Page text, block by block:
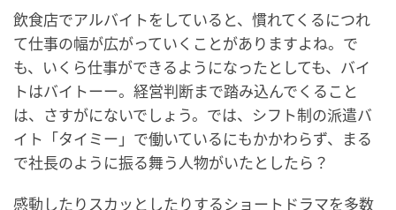
飲食店でアルバイトをしていると、慣れてくるにつれ
て仕事の幅が広がっていくことがありますよね。で
も、いくら仕事ができるようになったとしても、バイ
トはバイトーー。経営判断まで踏み込んでくること
は、さすがにないでしょう。では、シフト制の派遣バ
イト「タイミー」で働いているにもかかわらず、まる
で社長のように振る舞う人物がいたとしたら？
感動したりスカッとしたりするショートドラマを多数